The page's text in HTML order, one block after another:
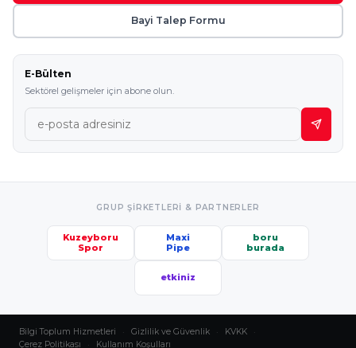
Bayi Talep Formu
E-Bülten
Sektörel gelişmeler için abone olun.
GRUP ŞIRKETLERI & PARTNERLER
Kuzeyboru
Spor
Maxi
Pipe
boru
burada
etkiniz
Bilgi Toplum Hizmetleri · Gizlilik ve Güvenlik · KVKK
·
Çerez Politikası
· Kullanım Koşulları